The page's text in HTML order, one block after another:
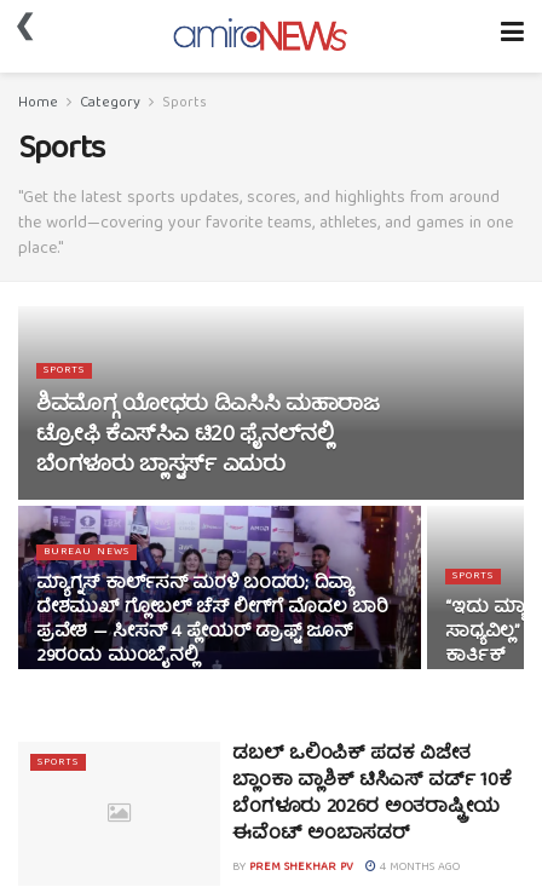
❮
Home Category Sports
Sports
"Get the latest sports updates, scores, and highlights from around
the world—covering your favorite teams, athletes, and games in one
place."
SPORTS
ಶಿವಮೊಗ್ಗ ಯೋಧರು ಡಿಎಸಿಸಿ ಮಹಾರಾಜ
ಟ್ರೋಫಿ ಕೆಎಸ್‌ಸಿಎ ಟಿ20 ಫೈನಲ್‌ನಲ್ಲಿ
ಬೆಂಗಳೂರು ಬ್ಲಾಸ್ಟರ್ಸ್‌ ಎದುರು
BUREAU NEWS
ಮ್ಯಾಗ್ನಸ್ ಕಾರ್ಲ್‌ಸನ್ ಮರಳಿ ಬಂದರು; ದಿವ್ಯಾ
ದೇಶಮುಖ್‌ ಗ್ಲೋಬಲ್ ಚೆಸ್ ಲೀಗ್‌ಗೆ ಮೊದಲ ಬಾರಿ
ಪ್ರವೇಶ — ಸೀಸನ್ 4 ಪ್ಲೇಯರ್ ಡ್ರಾಫ್ಟ್ ಜೂನ್
29ರಂದು ಮುಂಬೈನಲ್ಲಿ
SPORTS
“ಇದು
ಕಾರ್ತಿಕ್
SPORTS ಡಬಲ್ ಒಲಿಂಪಿಕ್ ಪದಕ ವಿಜೇತ
ಬ್ಲಾಂಕಾ ವ್ಲಾಶಿಕ್ ಟಿಸಿಎಸ್ ವರ್ಡ್ 10ಕೆ
ಬೆಂಗಳೂರು 2026ರ ಅಂತರಾಷ್ಟ್ರೀಯ
ಈವೆಂಟ್ ಅಂಬಾಸಡರ್
BY PREM SHEKHAR PV 4 MONTHS AGO